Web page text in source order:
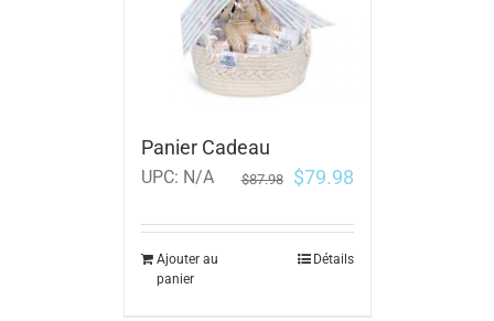
Panier Cadeau
UPC: N/A $87.98 $79.98
Ajouter au
panier
Détails